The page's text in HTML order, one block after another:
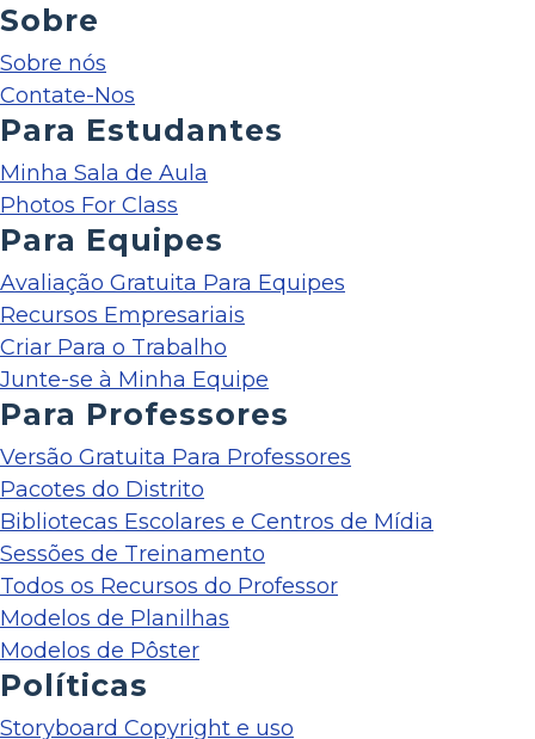
Sobre
Sobre nós
Contate-Nos
Para Estudantes
Minha Sala de Aula
Photos For Class
Para Equipes
Avaliação Gratuita Para Equipes
Recursos Empresariais
Criar Para o Trabalho
Junte-se à Minha Equipe
Para Professores
Versão Gratuita Para Professores
Pacotes do Distrito
Bibliotecas Escolares e Centros de Mídia
Sessões de Treinamento
Todos os Recursos do Professor
Modelos de Planilhas
Modelos de Pôster
Políticas
Storyboard Copyright e uso